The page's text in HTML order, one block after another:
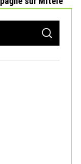
S
A
C